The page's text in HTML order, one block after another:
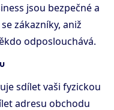
jsou bezpečné a
zákazníky, aniž
odposlouchává.
sdílet vaši fyzickou
adresu obchodu